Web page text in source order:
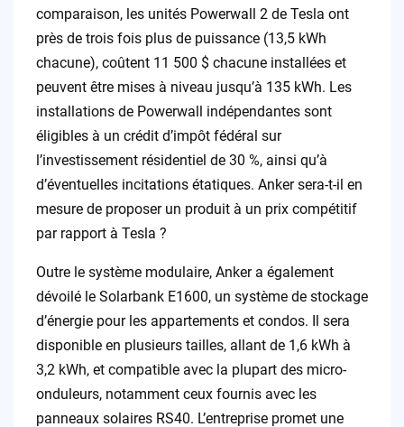
comparaison, les unités Powerwall 2 de Tesla ont
près de trois fois plus de puissance (13,5 kWh
chacune), coûtent 11 500 $ chacune installées et
peuvent être mises à niveau jusqu’à 135 kWh. Les
installations de Powerwall indépendantes sont
éligibles à un crédit d’impôt fédéral sur
l’investissement résidentiel de 30 %, ainsi qu’à
d’éventuelles incitations étatiques. Anker sera-t-il en
mesure de proposer un produit à un prix compétitif
par rapport à Tesla ?
Outre le système modulaire, Anker a également
dévoilé le Solarbank E1600, un système de stockage
d’énergie pour les appartements et condos. Il sera
disponible en plusieurs tailles, allant de 1,6 kWh à
3,2 kWh, et compatible avec la plupart des micro-
onduleurs, notamment ceux fournis avec les
panneaux solaires RS40. L’entreprise promet une